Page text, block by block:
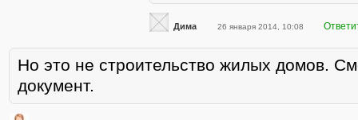
Дима 26 января 2014, 10:08
Но это не строительство жилых домов.
документ.